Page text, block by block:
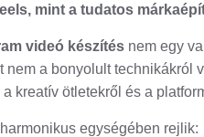
mint a tudatos
videó készítés nem egy
nem a bonyolult technikákról
kreatív ötletekről és a
egységében rejlik: